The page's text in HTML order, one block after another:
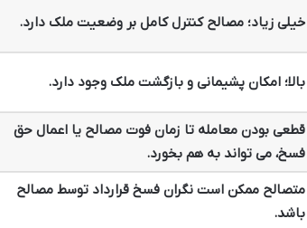
خیلی زیاد؛ مصالح کنترل کامل بر وضعیت ملک دارد.
بالا؛ امکان پشیمانی و بازگشت ملک وجود دارد.
قطعی بودن معامله تا زمان فوت مصالح یا اعمال حق
فسخ، می تواند به هم بخورد.
متصالح ممکن است نگران فسخ قرارداد توسط مصالح
باشد.